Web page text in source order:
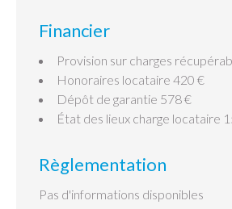
Financier
Provision sur charges
Honoraires locataire 420 €
Dépôt de garantie 578 €
État des lieux charge locataire
Règlementation
Pas d'informations disponibles